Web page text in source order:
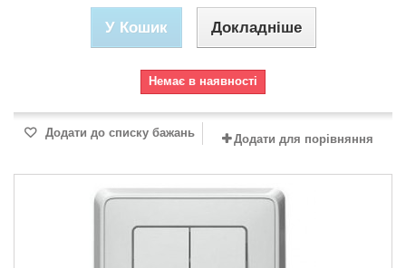
У Кошик Докладніше
Немає в наявності
Додати до списку бажань Додати для порівняння